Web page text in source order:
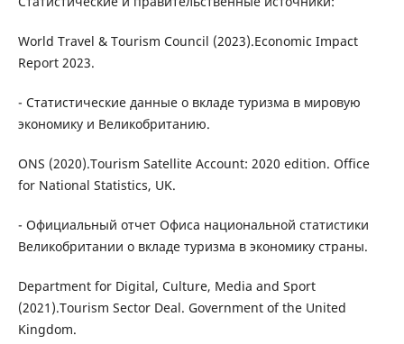
World Travel & Tourism Council (2023).Economic Impact
Report 2023.
- Статистические данные о вкладе туризма в мировую
экономику и Великобританию.
ONS (2020).Tourism Satellite Account: 2020 edition. Office
for National Statistics, UK.
- Официальный отчет Офиса национальной статистики
Великобритании о вкладе туризма в экономику страны.
Department for Digital, Culture, Media and Sport
(2021).Tourism Sector Deal. Government of the United
Kingdom.